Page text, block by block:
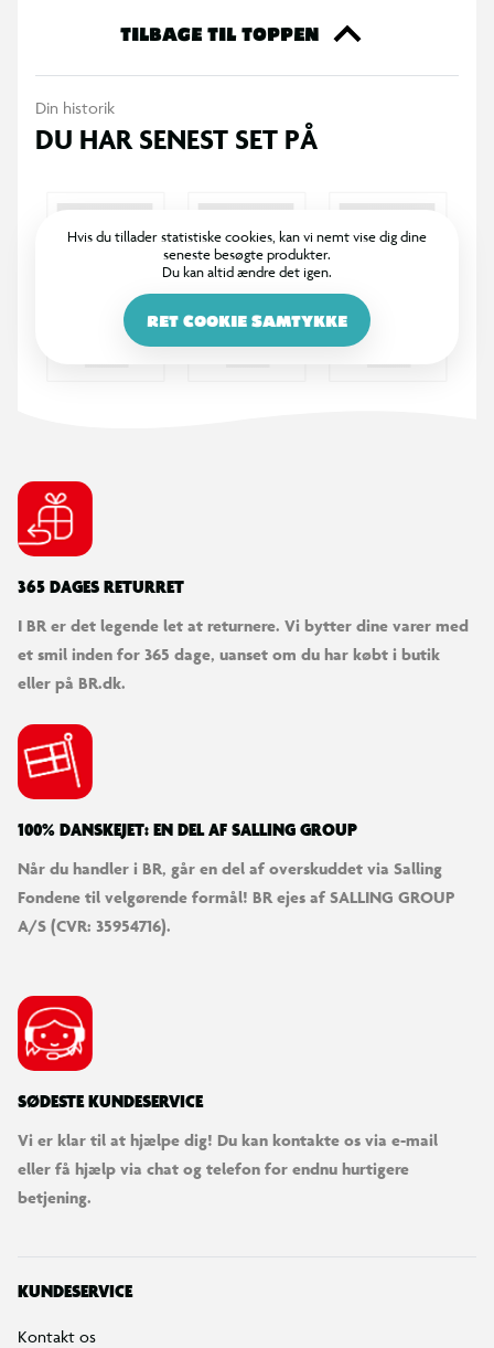
@beckysbricks
kreative byggeoplevelser.TILBAGE TIL TOPPEN
Din historik
DU HAR SENEST SET PÅ
Hvis du tillader statistiske cookies, kan vi nemt vise dig dine
seneste besøgte produkter.
Du kan altid ændre det igen.
RET COOKIE SAMTYKKE
365 DAGES RETURRET
I BR er det legende let at returnere. Vi bytter dine varer med
et smil inden for 365 dage, uanset om du har købt i butik
eller på BR.dk.
100% DANSKEJET: EN DEL AF SALLING GROUP
Når du handler i BR, går en del af overskuddet via Salling
Fondene til velgørende formål! BR ejes af SALLING GROUP
A/S (CVR: 35954716).
SØDESTE KUNDESERVICE
Vi er klar til at hjælpe dig! Du kan kontakte os via e-mail
eller få hjælp via chat og telefon for endnu hurtigere
betjening.
KUNDESERVICE
Kontakt os